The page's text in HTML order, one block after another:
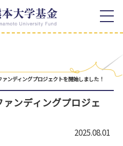
ンディングプロジェクトを開始しました！
ンディングプロジェ
2025.08.01
寄附の特典
寄附者様への顕彰
活動成果
取組報告